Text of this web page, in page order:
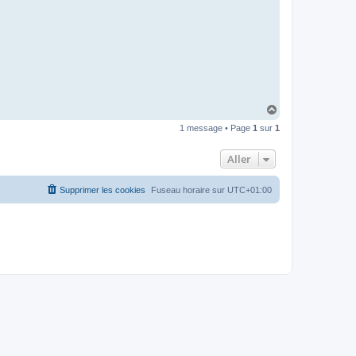
u
1 message • Page 1 sur 1
Aller
Fuseau horaire sur UTC+01:00
Supprimer les cookies